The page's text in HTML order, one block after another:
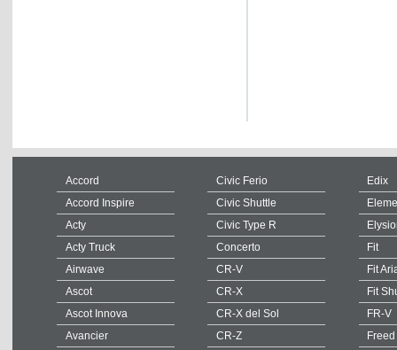
Accord
Accord Inspire
Acty
Acty Truck
Airwave
Ascot
Ascot Innova
Avancier
Civic Ferio
Civic Shuttle
Civic Type R
Concerto
CR-V
CR-X
CR-X del Sol
CR-Z
Edix
Fit
Fit
Fit
FR-V
Freed